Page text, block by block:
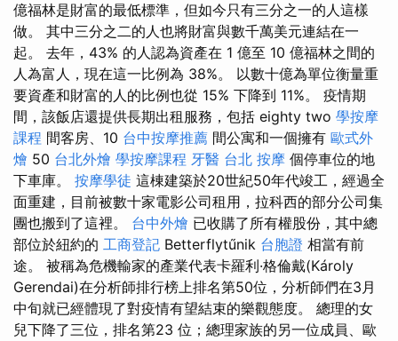
億福林是財富的最低標準，但如今只有三分之一的人這樣
做。 其中三分之二的人也將財富與數千萬美元連結在一
起。 去年，43% 的人認為資產在 1 億至 10 億福林之間的
人為富人，現在這一比例為 38%。 以數十億為單位衡量重
要資產和財富的人的比例也從 15% 下降到 11%。 疫情期
間，該飯店還提供長期出租服務，包括 eighty two 學按摩
課程 間客房、10 台中按摩推薦 間公寓和一個擁有 歐式外
燴 50 台北外燴 學按摩課程 牙醫 台北 按摩 個停車位的地
下車庫。 按摩學徒 這棟建築於20世紀50年代竣工，經過全
面重建，目前被數十家電影公司租用，拉科西的部分公司集
團也搬到了這裡。 台中外燴 已收購了所有權股份，其中總
部位於紐約的 工商登記 Betterflytűnik 台胞證 相當有前
途。 被稱為危機輸家的產業代表卡羅利·格倫戴(Károly
Gerendai)在分析師排行榜上排名第50位，分析師們在3月
中旬就已經體現了對疫情有望結束的樂觀態度。 總理的女
兒下降了三位，排名第23 位；總理家族的另一位成員、歐